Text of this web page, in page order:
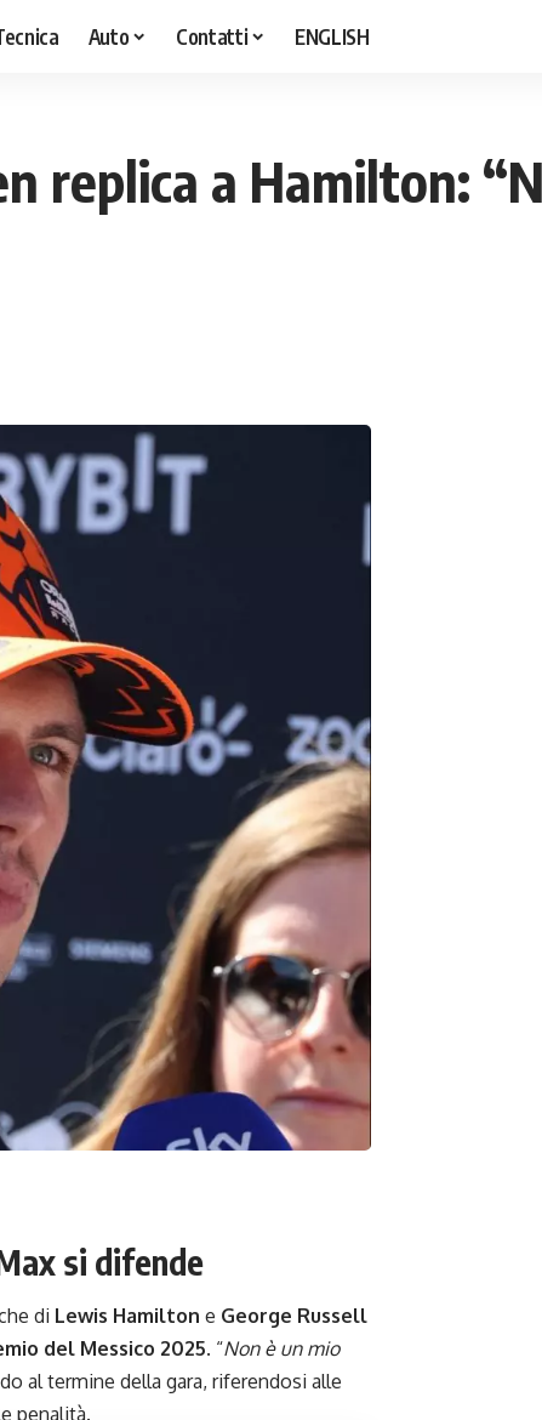
Auto Contatti ENGLISH
replica a Hamilton:
si difende
di Lewis Hamilton e George Russell
del Messico 2025. “Non è un mio
al termine della gara, riferendosi alle
penalità.